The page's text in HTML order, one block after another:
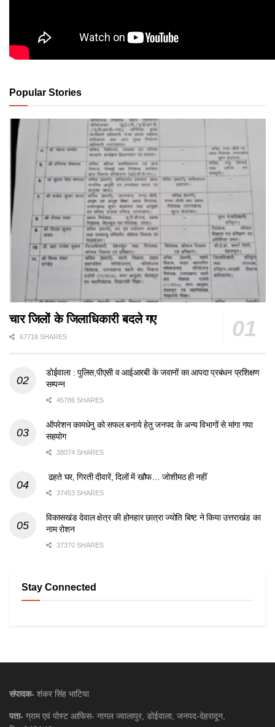
Popular Stories
चार जिलों के जिलाधिकारी बदले गए
67718 SHARES
डोईवाला : पुलिस,पीएसी व आईआरबी के जवानों का आपदा प्रबंधन प्रशिक्षण
सम्पन्न
45786 SHARES
ऑपरेशन कामधेनु को सफल बनाये हेतु जनपद के अन्य विभागों से मांगा गया
सहयोग
38074 SHARES
ढहते घर, गिरती दीवारें, दिलों में खौफ… जोशीमठ ही नहीं
37453 SHARES
विकासखंड देवाल क्षेत्र की होनहार छात्रा ज्योति बिष्ट ने किया उत्तराखंड का
नाम रोशन
37370 SHARES
Stay Connected
संपादक- शंकर सिंह भाटिया
पता- ग्राम एवं पोस्ट आफिस- नागल ज्वालापुर, डोईवाला, जनपद-देहरादून,